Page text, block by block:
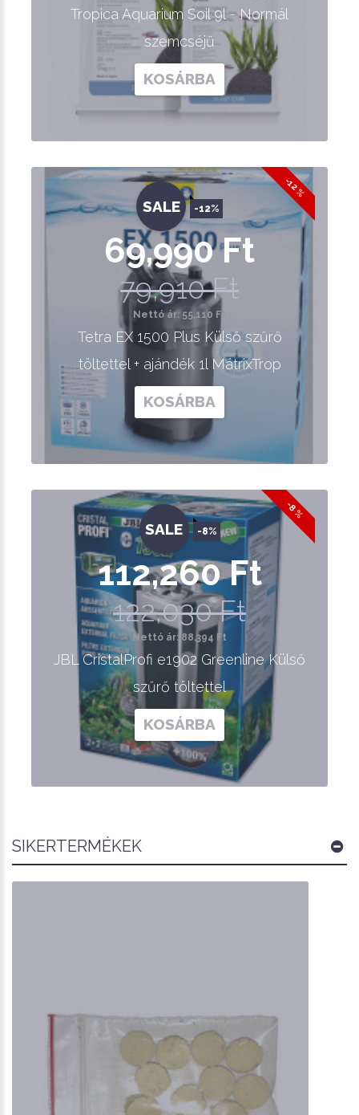
Tropica Aquarium Soil 9l - Normál
szemcséjű
KOSÁRBA
-12 %
SALE -12%
69,990 Ft
79,910 Ft
Nettó ár: 55,110 Ft
Tetra EX 1500 Plus Külső szűrő
töltettel + ajándék 1l MátrixTrop
KOSÁRBA
-8 %
SALE -8%
112,260 Ft
122,030 Ft
Nettó ár: 88,394 Ft
JBL CristalProfi e1902 Greenline Külső
szűrő töltettel
KOSÁRBA
SIKERTERMÉKEK